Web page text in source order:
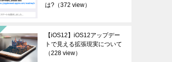
は? （372 view）
【iOS12】iOS12アップデー
トで見える拡張現実について
（228 view）